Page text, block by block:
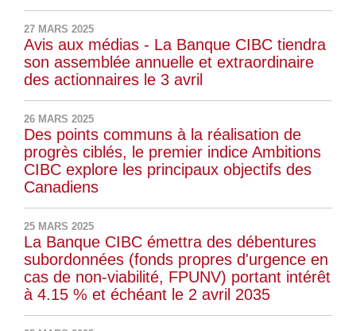
27 MARS 2025
Avis aux médias - La Banque CIBC tiendra
son assemblée annuelle et extraordinaire
des actionnaires le 3 avril
26 MARS 2025
Des points communs à la réalisation de
progrès ciblés, le premier indice Ambitions
CIBC explore les principaux objectifs des
Canadiens
25 MARS 2025
La Banque CIBC émettra des débentures
subordonnées (fonds propres d'urgence en
cas de non-viabilité, FPUNV) portant intérêt
à 4.15 % et échéant le 2 avril 2035